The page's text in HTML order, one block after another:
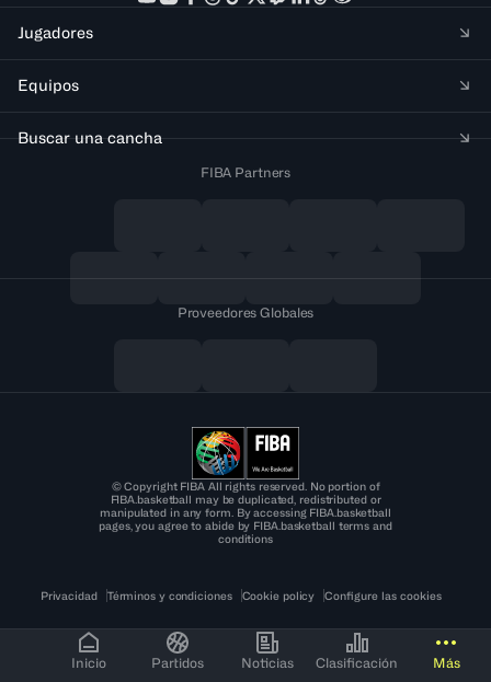
Inicio Partidos Noticias Clasificación Más
Jugadores
Equipos
Buscar una cancha
FIBA Partners
Proveedores Globales
© Copyright FIBA All rights reserved. No portion of
FIBA.basketball may be duplicated, redistributed or
manipulated in any form. By accessing FIBA.basketball
pages, you agree to abide by FIBA.basketball terms and
conditions
Privacidad Términos y condiciones Cookie policy Configure las cookies